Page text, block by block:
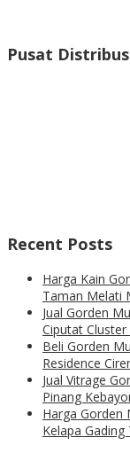
Pusat
Recent Posts
Harga Kain
Taman Melati
Jual Gorden
Ciputat
Beli Gorden
Residence
Jual Vitrage
Pinang
Harga Gorden
Kelapa